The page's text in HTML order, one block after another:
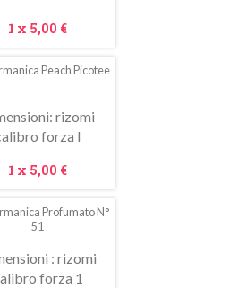
Prezzo
1 x 5,00 €
Peach Picotee
rizomi
forza I
Prezzo
1 x 5,00 €
Profumato N°
51
: rizomi
forza 1